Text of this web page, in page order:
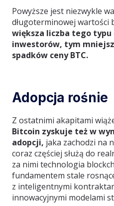
Powyższe jest niezwykle
długoterminowej wartości
większa liczba tego typu
inwestorów, tym
spadków ceny BTC.
Adopcja rośnie
Z ostatnimi akapitami
Bitcoin zyskuje też w
adopcji, jaka zachodzi na
coraz częściej służą do
za nimi technologia
fundamentem stale
z inteligentnymi
innowacyjnymi modelami